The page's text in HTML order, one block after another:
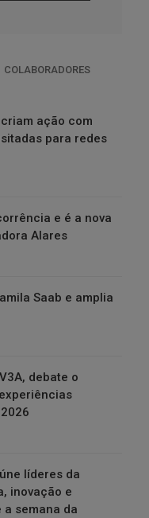
COLABORADORES
ação com
para redes
e é a nova
Alares
Saab e amplia
debate o
líderes da
inovação e
semana da